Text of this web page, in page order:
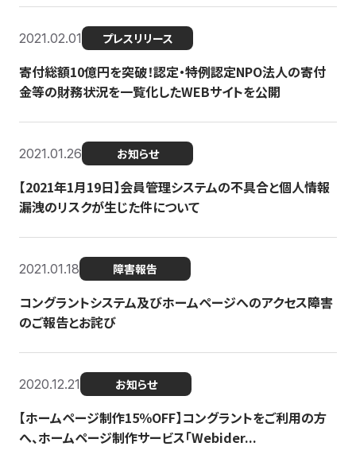
2021.02.01 プレスリリース
寄付総額10億円を突破！認定・特例認定NPO法人の寄付
金等の財務状況を一覧化したWEBサイトを公開
2021.01.26 お知らせ
【2021年1月19日】会員管理システムの不具合と個人情報
漏洩のリスクが生じた件について
2021.01.18 障害報告
コングラントシステム及びホームページへのアクセス障害
のご報告とお詫び
2020.12.21 お知らせ
【ホームページ制作15％OFF】コングラントをご利用の方
へ、ホームページ制作サービス「Webider...